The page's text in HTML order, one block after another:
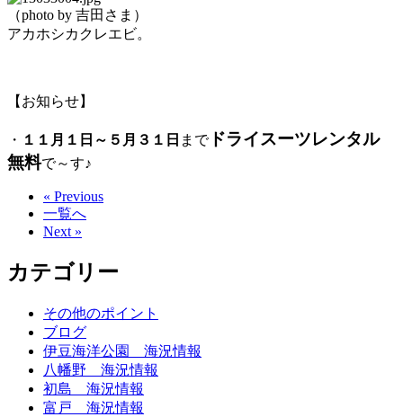
（photo by 吉田さま）
アカホシカクレエビ。
【お知らせ】
・ １１月１日～５月３１日 までドライスーツレンタル
無料で～す♪
« Previous
一覧へ
Next »
カテゴリー
その他のポイント
ブログ
伊豆海洋公園 海況情報
八幡野 海況情報
初島 海況情報
富戸 海況情報